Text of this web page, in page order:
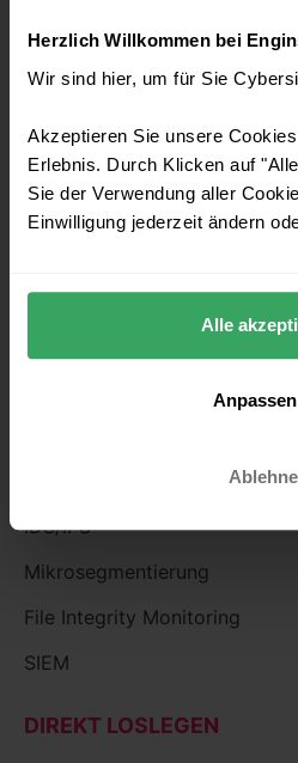
Herzlich Willkommen bei
Wir sind hier, um für Sie
Akzeptieren Sie unsere
Erlebnis. Durch Klicken auf
Sie der Verwendung aller
Einwilligung jederzeit ändern
Alle
Anpassen
03641 / 271 87 39
PLATTFORM
Schwachstellen Datenbank
Schwachstellenmanagement
IDS/IPS
Mikrosegmentierung
File Integrity Monitoring
SIEM
DIREKT LOSLEGEN